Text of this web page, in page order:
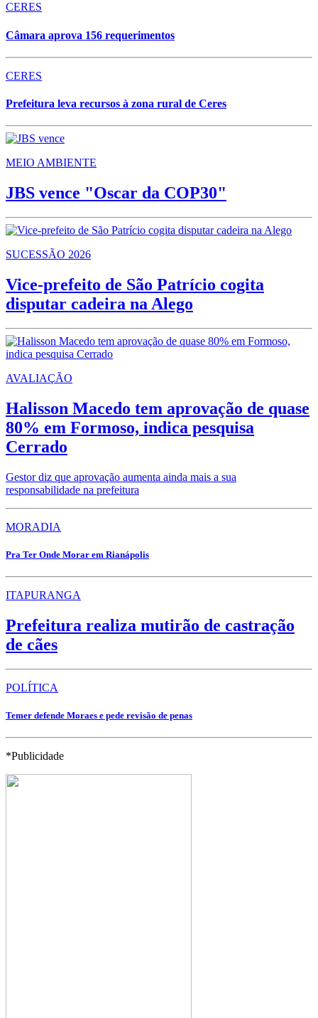
CERES
Câmara aprova 156 requerimentos
CERES
Prefeitura leva recursos à zona rural de Ceres
MEIO AMBIENTE
JBS vence "Oscar da COP30"
SUCESSÃO 2026
Vice-prefeito de São Patrício cogita
disputar cadeira na Alego
AVALIAÇÃO
Halisson Macedo tem aprovação de quase
80% em Formoso, indica pesquisa
Cerrado
Gestor diz que aprovação aumenta ainda mais a sua
responsabilidade na prefeitura
MORADIA
Pra Ter Onde Morar em Rianápolis
ITAPURANGA
Prefeitura realiza mutirão de castração
de cães
POLÍTICA
Temer defende Moraes e pede revisão de penas
*Publicidade